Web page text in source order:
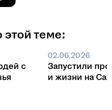
теме:
с
02.06.2026
Запустили
и жизни на